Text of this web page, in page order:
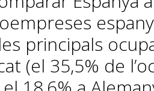
principals
(el 35,5% de